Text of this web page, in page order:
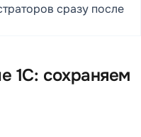
сразу после
1С: сохраняем